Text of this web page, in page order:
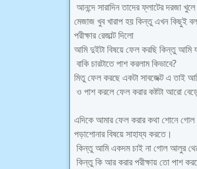
আনন্দে সারাদিন তাদের ফ্লাটের দরজা খুলে
মেজাজ খুব খারাপ হয় কিন্তু এখন কিছুই
পরীক্ষার রেজাল্ট দিলো
আমি দুইটা বিষয়ে ফেল করছি কিন্তু আমি
বাকি চারটাতে পাশ করলাম কিভাবে?
মিতু ফেল করছে একটা সাবজেক্ট এ তাই
ও পাশ করলে ফেল করার কষ্টটা আরো
এদিকে আমার ফেল করার কথা শোনে
পড়াশোনার বিষয়ে সাহায্য করতে।
কিন্তু আমি একদম চাই না গোল আলুর
কিন্তু কি আর করার পরীক্ষায় তো পাশ